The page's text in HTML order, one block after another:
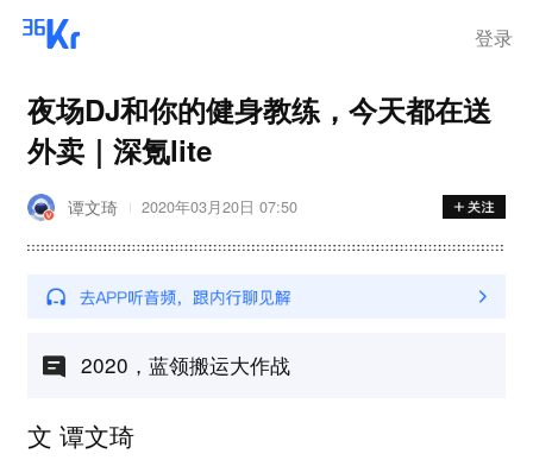
登录
夜场DJ和你的健身教练，今天都在送
外卖｜深氪lite
谭文琦 2020年03月20日 07:50
2020，蓝领搬运大作战
文 谭文琦